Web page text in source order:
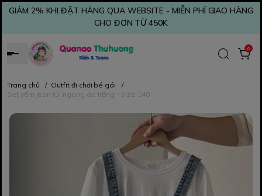
GIẢM 2% KHI ĐẶT HÀNG QUA WEBSITE - MIỄN PHÍ GIAO HÀNG
CHO ĐƠN TỪ 450K
0
Trang chủ / Outfit đi chơi bé gái
/
Set yếm jean túi ngang áo trắng - size 140